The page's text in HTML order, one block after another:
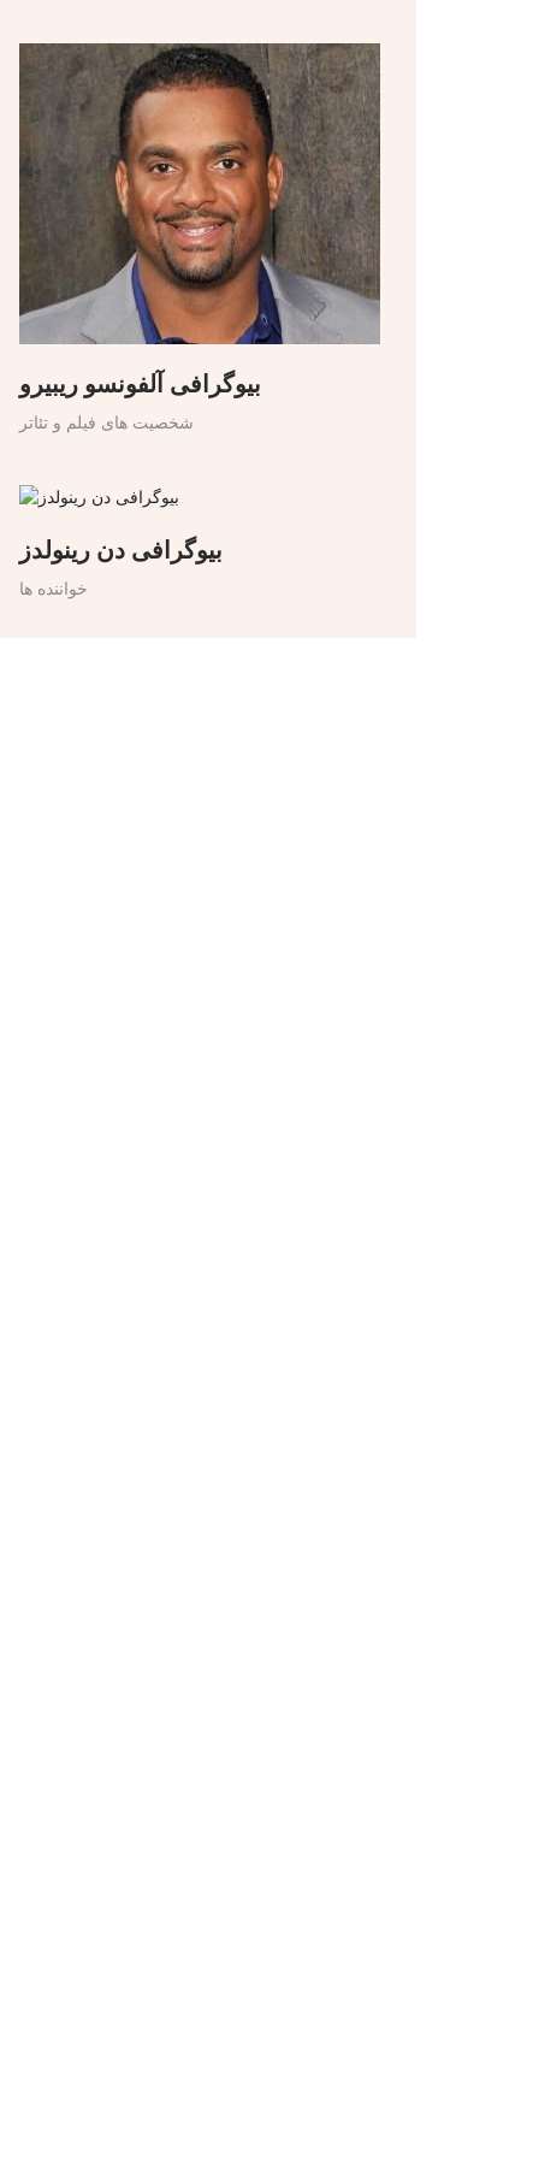
بیوگرافی آلفونسو ریبیرو
شخصیت های فیلم و تئاتر
بیوگرافی دن رینولدز
خواننده ها